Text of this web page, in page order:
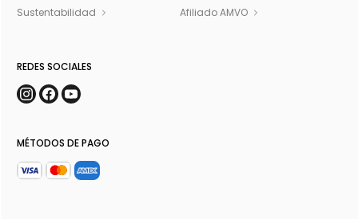
Sustentabilidad
Afiliado AMVO
REDES SOCIALES
MÉTODOS DE PAGO